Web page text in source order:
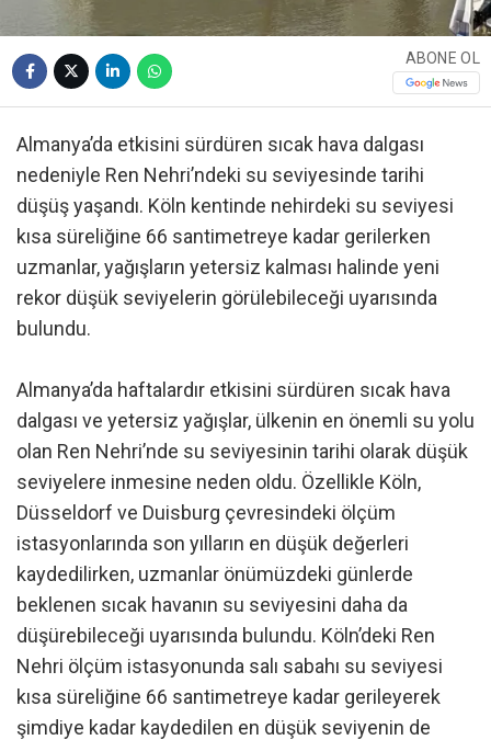
ABONE OL
Almanya’da etkisini sürdüren sıcak hava dalgası
nedeniyle Ren Nehri’ndeki su seviyesinde tarihi
düşüş yaşandı. Köln kentinde nehirdeki su seviyesi
kısa süreliğine 66 santimetreye kadar gerilerken
uzmanlar, yağışların yetersiz kalması halinde yeni
rekor düşük seviyelerin görülebileceği uyarısında
bulundu.
Almanya’da haftalardır etkisini sürdüren sıcak hava
dalgası ve yetersiz yağışlar, ülkenin en önemli su yolu
olan Ren Nehri’nde su seviyesinin tarihi olarak düşük
seviyelere inmesine neden oldu. Özellikle Köln,
Düsseldorf ve Duisburg çevresindeki ölçüm
istasyonlarında son yılların en düşük değerleri
kaydedilirken, uzmanlar önümüzdeki günlerde
beklenen sıcak havanın su seviyesini daha da
düşürebileceği uyarısında bulundu. Köln’deki Ren
Nehri ölçüm istasyonunda salı sabahı su seviyesi
kısa süreliğine 66 santimetreye kadar gerileyerek
şimdiye kadar kaydedilen en düşük seviyenin de